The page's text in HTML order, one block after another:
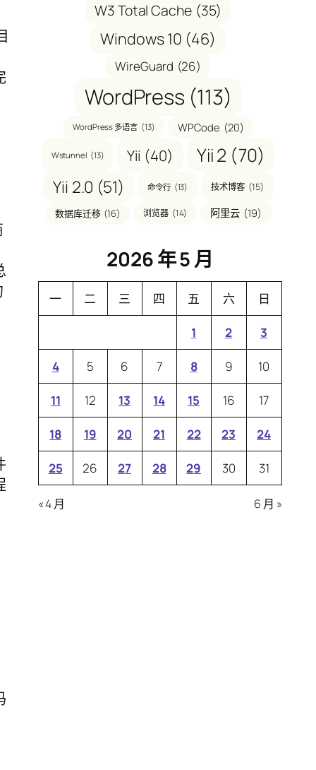
W3 Total Cache (35)
Windows 10 (46)
WireGuard (26)
WordPress (113)
WordPress 多语言 (13) WPCode (20)
Wstunnel (13) Yii (40) Yii 2 (70)
Yii 2.0 (51) 命令行 (13) 技术博客 (15)
数据库迁移 (16) 浏览器 (14) 阿里云 (19)
2026 年 5 月
一 二 三 四 五 六 日
1 2 3
4 5 6 7 8 9 10
11 12 13 14 15 16 17
18 19 20 21 22 23 24
25 26 27 28 29 30 31
« 4 月 6 月 »